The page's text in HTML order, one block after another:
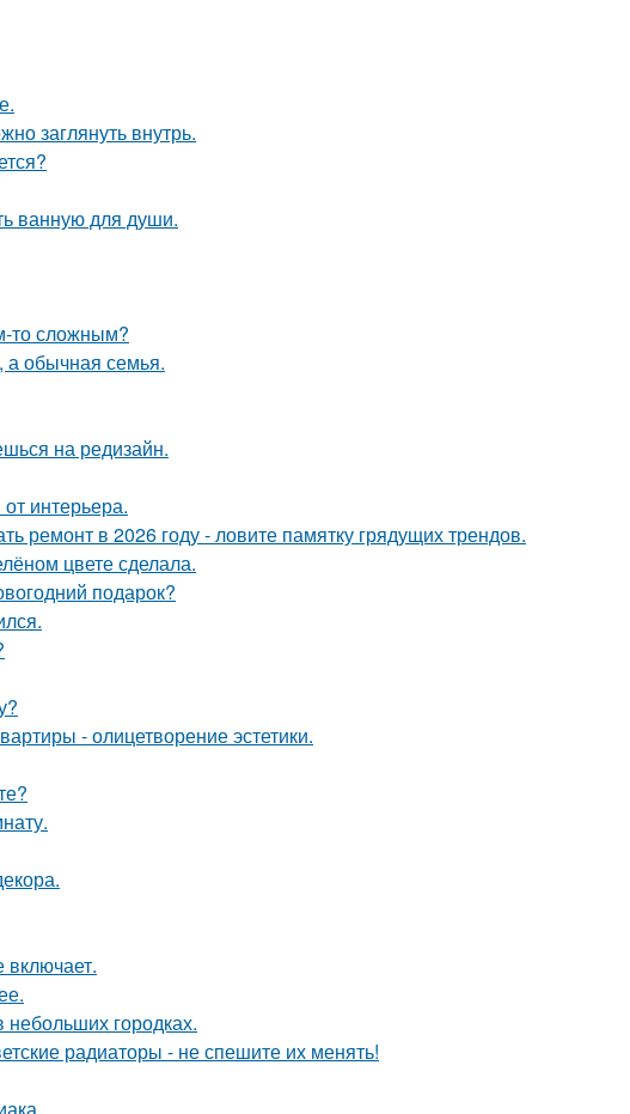
заглянуть внутрь.
ванную для души.
то сложным?
а обычная семья.
на редизайн.
интерьера.
ремонт в 2026 году - ловите памятку грядущих трендов.
цвете сделала.
подарок?
- олицетворение эстетики.
небольших городках.
радиаторы - не спешите их менять!